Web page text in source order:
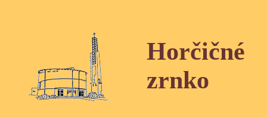
Horčičné
zrnko